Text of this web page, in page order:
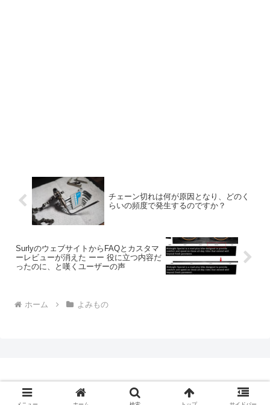
チェーン切れは何が原因となり、どのく
らいの頻度で発生するのですか？
SurlyのウェブサイトからFAQとカスタマ
ーレビューが消えた ーー 役に立つ内容だ
ったのに、と嘆くユーザーの声
ホーム よみもの
Copyright © 2009-2026 CBN Blog All Rights Reserved.